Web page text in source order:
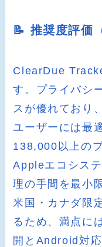
📝 推奨度評価（
ClearDue
す。プライバシ
スが優れており
ユーザーには最
138,000以上の
Appleエコシス
理の手間を最小
米国・カナダ限
るため、満点に
開とAndroid対